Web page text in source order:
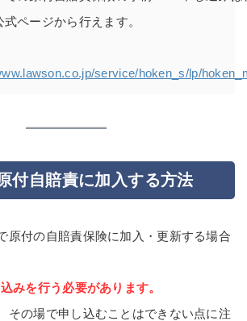
式ページから行えます。
service/hoken_s/lp/
付自賠責に加入する方法
原付の自賠責保険に加入・更新する場合
みを行う必要があります。
その場で申し込むことはできない点に注